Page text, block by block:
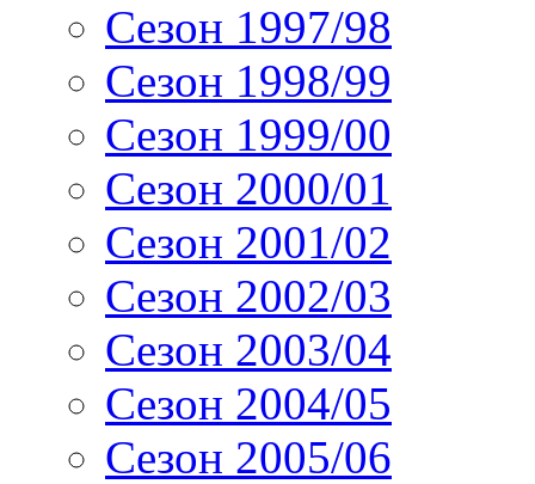
Сезон 1997/98
Сезон 1998/99
Сезон 1999/00
Сезон 2000/01
Сезон 2001/02
Сезон 2002/03
Сезон 2003/04
Сезон 2004/05
Сезон 2005/06